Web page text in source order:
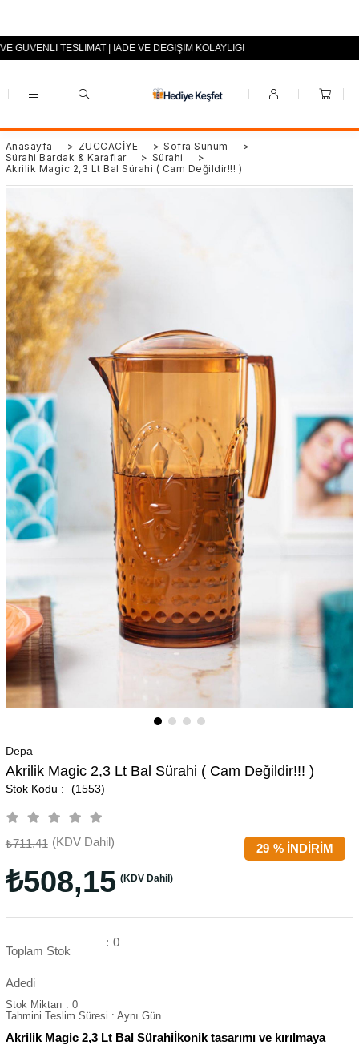
+90 (0553) 694 94 70
GÜVENLİ TESLİMAT | İADE VE DEĞİŞİM KOLAYLIĞI
Anasayfa > ZÜCCACİYE > Sofra Sunum
>
Sürahi Bardak & Karaflar
> Sürahi
>
Akrilik Magic 2,3 Lt Bal Sürahi ( Cam Değildir!!! )
Depa
Akrilik Magic 2,3 Lt Bal Sürahi ( Cam Değildir!!! )
(1553)
%
29 İNDIRIM
₺711,41 (KDV Dahil)
₺508,15 (KDV Dahil)
Toplam Stok
Adedi
: 0
Stok Miktarı : 0
Tahmini Teslim Süresi : Aynı Gün
Akrilik Magic 2,3 Lt Bal Sürahiİkonik tasarımı ve kırılmaya